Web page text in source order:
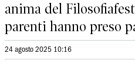
anima del
parenti hanno preso
24 agosto 2025 10:16